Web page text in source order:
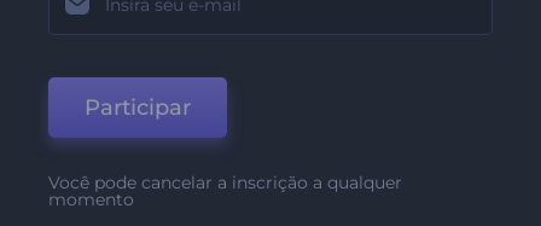
Participar
Você pode cancelar a inscrição a qualquer
momento